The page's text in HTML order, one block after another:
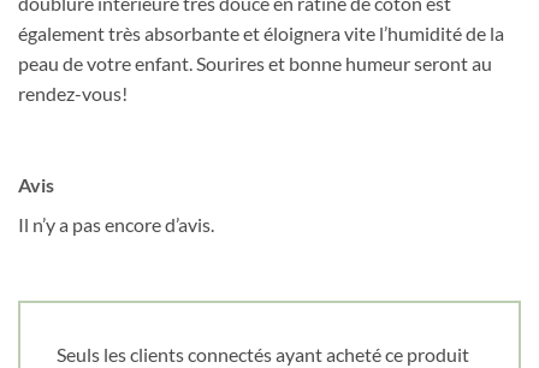
également très absorbante et éloignera vite l’humidité de la
peau de votre enfant. Sourires et bonne humeur seront au
rendez-vous!
Avis
Il n’y a pas encore d’avis.
Seuls les clients connectés ayant acheté ce produit
Nom